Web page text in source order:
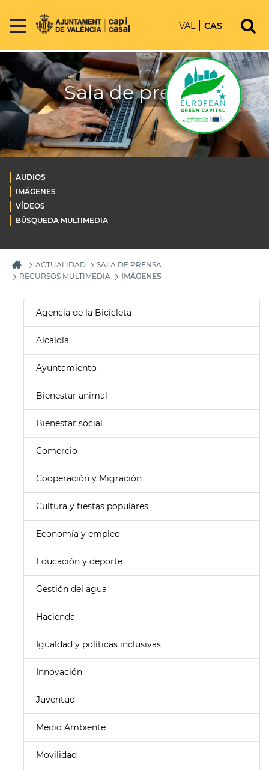
VAL CAS
Sala de prensa
AUDIOS
IMÁGENES
VÍDEOS
BÚSQUEDA MULTIMEDIA
ACTUALIDAD
SALA DE PRENSA
RECURSOS MULTIMEDIA
IMÁGENES
Agencia de la Bicicleta
Alcaldía
Ayuntamiento
Bienestar animal
Bienestar social
Comercio
Cooperación y Migración
Cultura y fiestas populares
Economía y empleo
Educación y deporte
Gestión del agua
Hacienda
Igualdad y políticas inclusivas
Innovación
Juventud
Medio Ambiente
Movilidad